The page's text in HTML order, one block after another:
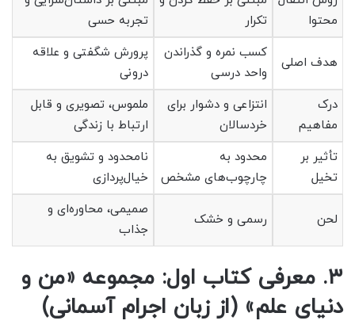
محتوا
تکرار
تجربه حسی
هدف اصلی
کسب نمره و گذراندن
واحد درسی
پرورش شگفتی و علاقه
درونی
درک
مفاهیم
انتزاعی و دشوار برای
خردسالان
ملموس، تصویری و قابل
ارتباط با زندگی
تأثیر بر
تخیل
محدود به
چارچوب‌های مشخص
نامحدود و تشویق به
خیال‌پردازی
لحن رسمی و خشک
صمیمی، محاوره‌ای و
جذاب
۳. معرفی کتاب اول: مجموعه «من و
دنیای علم» (از زبان اجرام آسمانی)